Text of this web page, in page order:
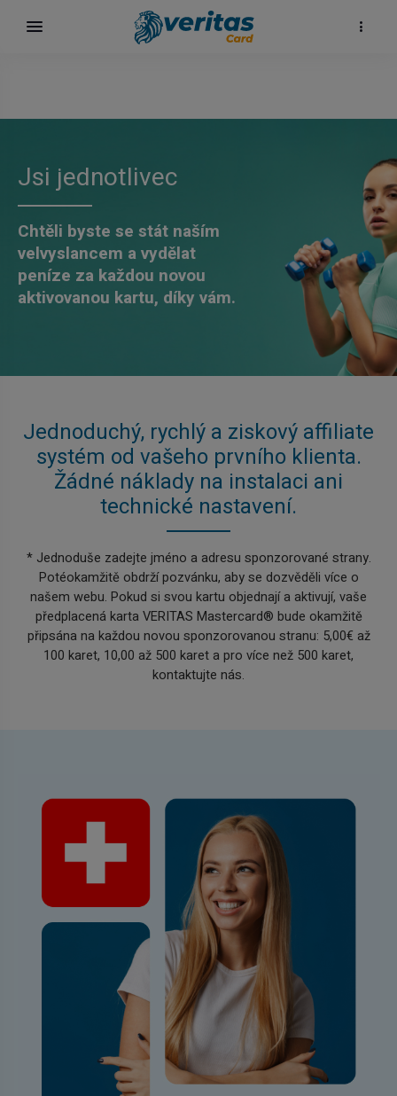
Jsi jednotlivec
Chtěli byste se stát naším
velvyslancem a vydělat
peníze za každou novou
aktivovanou kartu, díky vám.
Jednoduchý, rychlý a ziskový affiliate
systém od vašeho prvního klienta.
Žádné náklady na instalaci ani
technické nastavení.
* Jednoduše zadejte jméno a adresu sponzorované strany.
Potéokamžitě obdrží pozvánku, aby se dozvěděli více o
našem webu. Pokud si svou kartu objednají a aktivují, vaše
předplacená karta VERITAS Mastercard® bude okamžitě
připsána na každou novou sponzorovanou stranu: 5,00€ až
100 karet, 10,00 až 500 karet a pro více než 500 karet,
kontaktujte nás.